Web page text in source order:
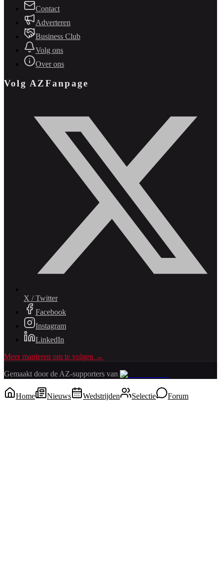
Contact
Adverteren
Business Club
Volg ons
Over ons
Volg AZFanpage
X / Twitter
Facebook
Instagram
LinkedIn
Meer manieren om te volgen →
Gemaakt door de AZ-supporters van
Home Nieuws Wedstrijden Selectie Forum